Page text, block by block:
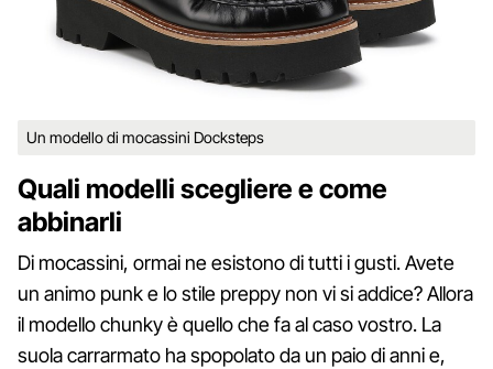
Un modello di mocassini Docksteps
Quali modelli scegliere e come
abbinarli
Di mocassini, ormai ne esistono di tutti i gusti. Avete
un animo punk e lo stile preppy non vi si addice? Allora
il modello chunky è quello che fa al caso vostro. La
suola carrarmato ha spopolato da un paio di anni e,